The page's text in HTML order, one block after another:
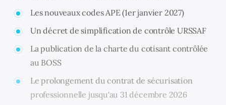
Les nouveaux codes APE (1er janvier 2027)
Un décret de simplification de contrôle URSSAF
La publication de la charte du cotisant contrôlée
au BOSS
Le prolongement du contrat de sécurisation
professionnelle jusqu'au 31 décembre 2026